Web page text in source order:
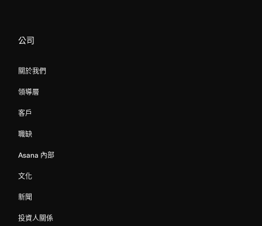
公司
關於我們
領導層
客戶
職缺
Asana 內部
文化
新聞
投資人關係